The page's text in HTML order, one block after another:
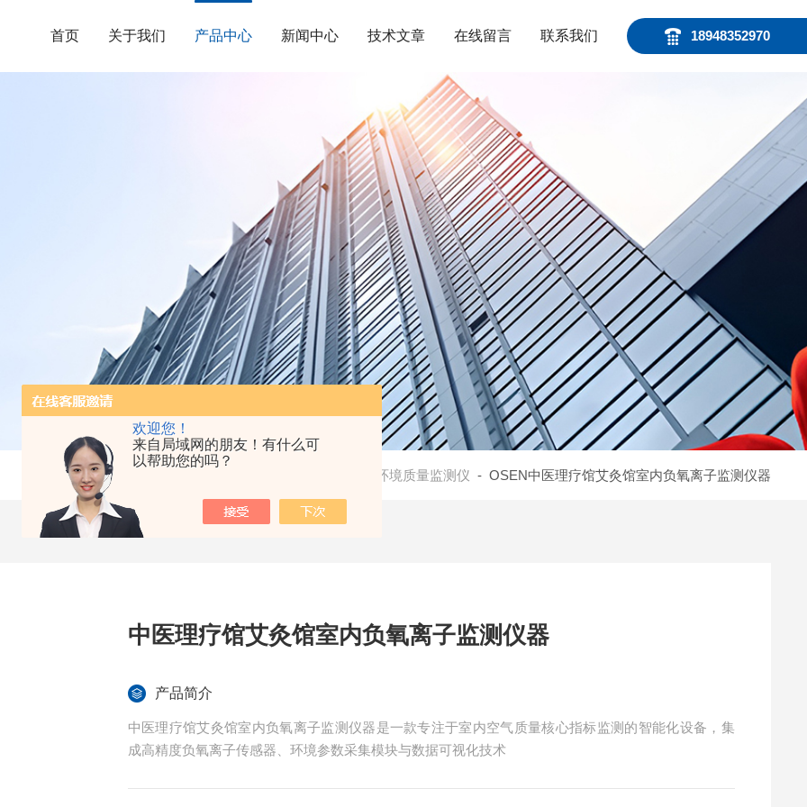
欢迎您！
来自局域网的朋友！有什么可
以帮助您的吗？
18948352970
首页 关于我们 产品中心 新闻中心 技术文章 在线留言 联系我们
室内环境质量监测仪 - OSEN中医理疗馆艾灸馆室内负氧离子监测仪器
中医理疗馆艾灸馆室内负氧离子监测仪器
产品简介
中医理疗馆艾灸馆室内负氧离子监测仪器是一款专注于室内空气质量核心指标监测的智能化设备，集
成高精度负氧离子传感器、环境参数采集模块与数据可视化技术